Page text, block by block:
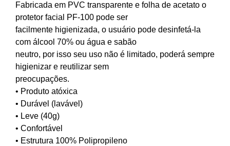
Fabricada em PVC transparente e folha de acetato o
protetor facial PF-100 pode ser
facilmente higienizada, o usuário pode desinfetá-la
com álcool 70% ou água e sabão
neutro, por isso seu uso não é limitado, poderá sempre
higienizar e reutilizar sem
preocupações.
• Produto atóxica
• Durável (lavável)
• Leve (40g)
• Confortável
• Estrutura 100% Polipropileno